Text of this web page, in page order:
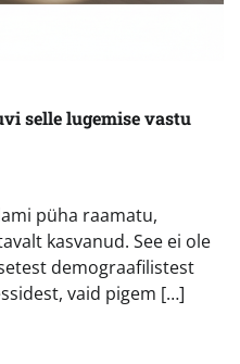
selle lugemise vastu
püha raamatu,
kasvanud. See ei ole
demograafilistest
vaid pigem […]